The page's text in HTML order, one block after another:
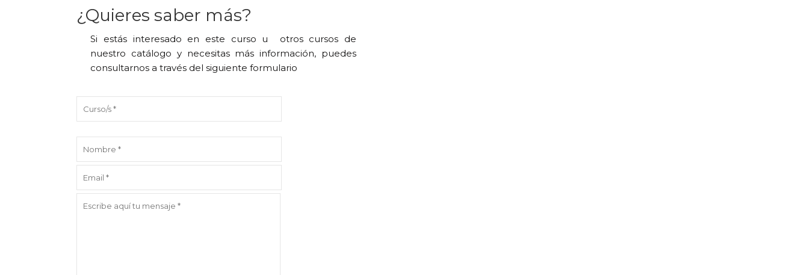
¿Quieres saber más?
Si estás interesado en este curso u otros cursos de
nuestro catálogo y necesitas más información, puedes
consultarnos a través del siguiente formulario